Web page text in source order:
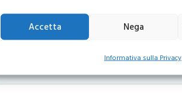
Accetta Nega
Informativa sulla Privacy